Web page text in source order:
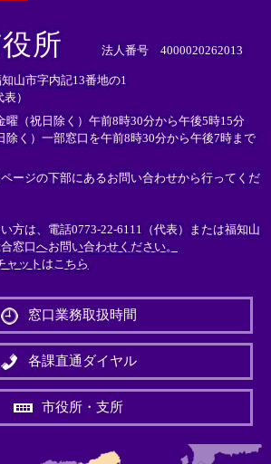
所 法人番号 4000020262013
山市字内記13番地の1
）
曜（祝日除く）午前8時30分から午後5時15分
除く）一部窓口を午前8時30分から午後7時まで
ージの下部にあるお問い合わせから行ってくだ
方は、電話0773-22-6111（代表）または福知山
窓口へお問い合わせください。
ャットはこちら
窓口業務取扱時間
各課直通ダイヤル
市役所・支所